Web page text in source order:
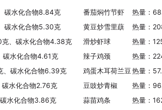
碳水化合物8.84克 番茄焖竹节虾
热量：
碳水化合物5.30克 黄豆炒雪里蕻
热量：
、碳水化合物4.38克 滑炒虾球
热量：
碳水化合物4.61克 辣子鸡颈
热量：
、碳水化合物6.39克 鸡蛋木耳荷兰豆热量：
水化合物2.76克 豆豉炒青椒
热量：
水化合物3.86克 蒜苗鸡条
热量：